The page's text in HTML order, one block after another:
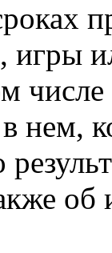
игры
нем,